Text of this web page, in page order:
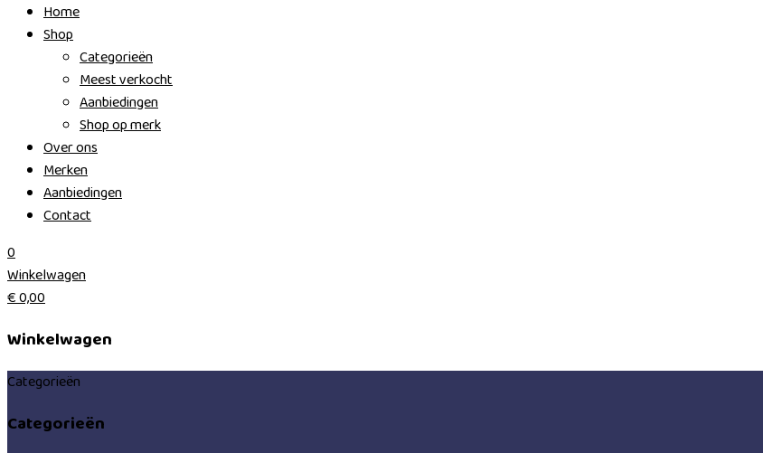
Home
Shop
Categorieën
Meest verkocht
Aanbiedingen
Shop op merk
Over ons
Merken
Aanbiedingen
Contact
0
Winkelwagen
€0,00
Winkelwagen
Categorieën
Categorieën